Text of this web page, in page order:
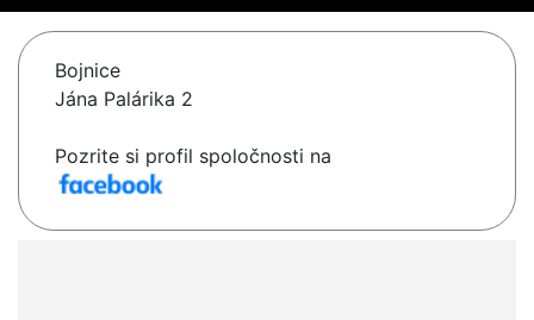
Bojnice
Jána Palárika 2
Pozrite si profil spoločnosti na